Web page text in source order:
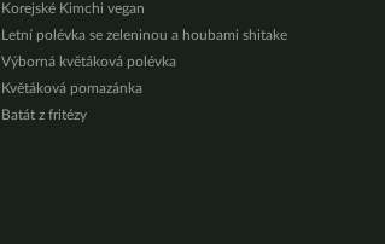
Korejské Kimchi vegan
Letní polévka se zeleninou a houbami shitake
Výborná květáková polévka
Květáková pomazánka
Batát z fritézy